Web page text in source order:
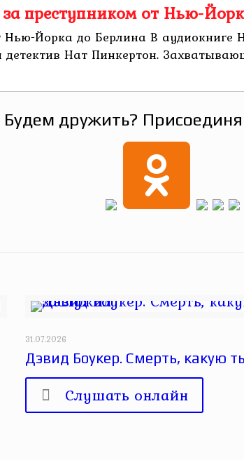
преступником от Нью-
Йорка до Берлина В
Нат Пинкертон.
Будем дружить?
31.07.2026
Дэвид Боукер. Смерть, какую
Слушать онлайн